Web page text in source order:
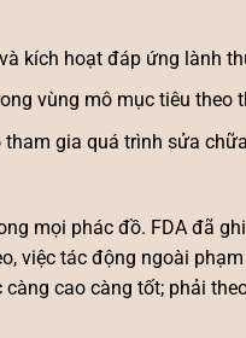
kích hoạt đáp ứng lành
vùng mô mục tiêu theo
gia quá trình sửa
mọi phác đồ. FDA đã
việc tác động ngoài
cao càng tốt; phải